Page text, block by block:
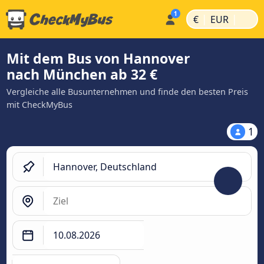
€ | EUR |
Mit dem Bus von Hannover
nach München ab 32 €
Vergleiche alle Busunternehmen und finde den besten Preis
mit CheckMyBus
1